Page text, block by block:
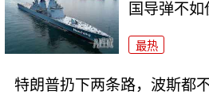
国导弹不如
最热
特朗普扔下两条路，波斯都